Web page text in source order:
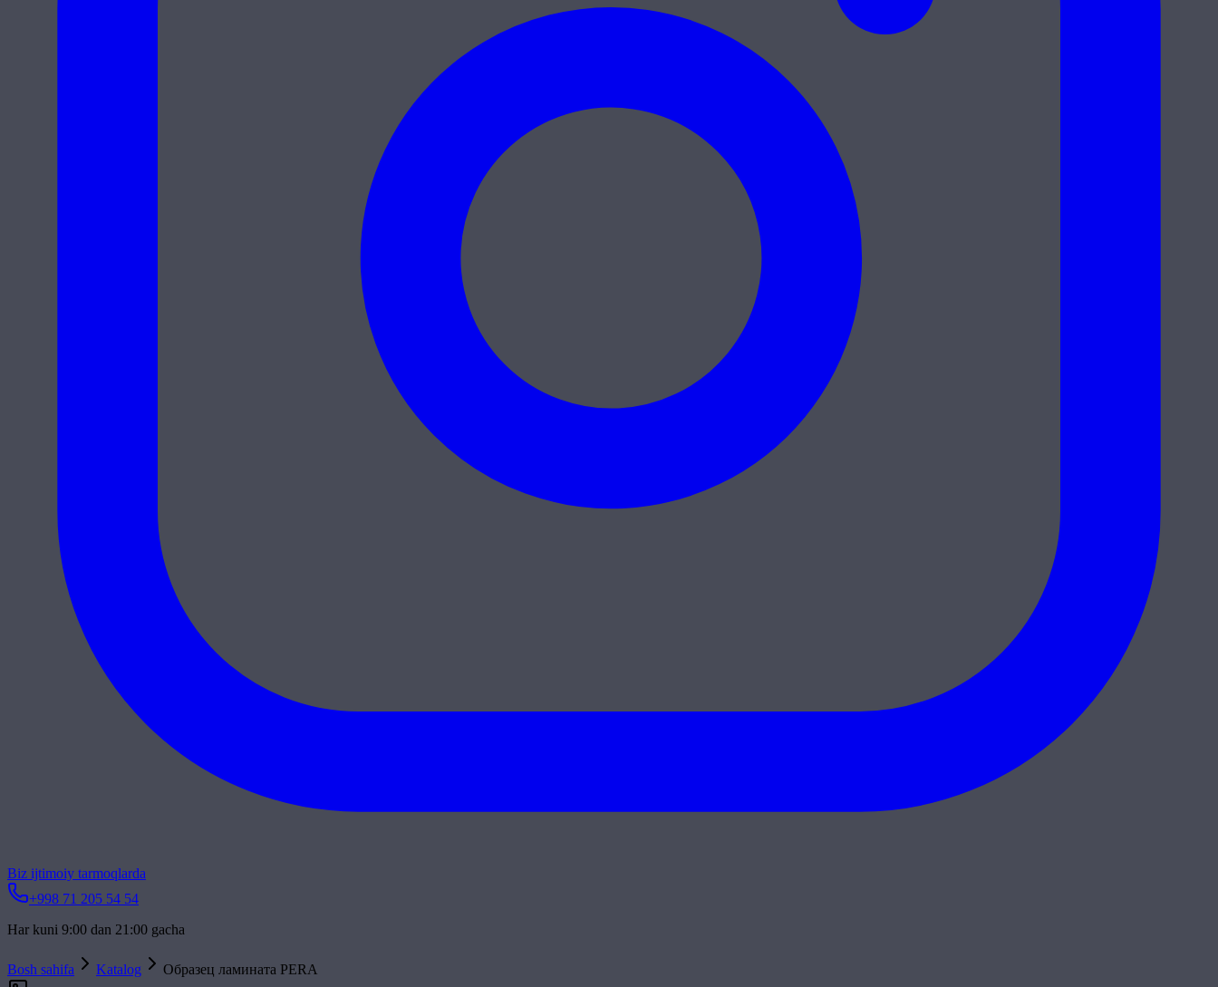
Biz ijtimoiy tarmoqlarda
+998 71 205 54 54
Har kuni 9:00 dan 21:00 gacha
Bosh sahifa Katalog
Образец ламината PERA